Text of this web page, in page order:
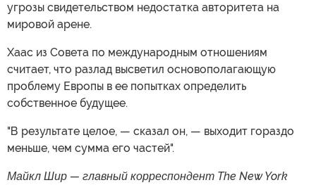
угрозы свидетельством недостатка авторитета на
мировой арене.
Хаас из Совета по международным отношениям
считает, что разлад высветил основополагающую
проблему Европы в ее попытках определить
собственное будущее.
"В результате целое, — сказал он, — выходит гораздо
меньше, чем сумма его частей".
Майкл Шир — главный корреспондент The New York